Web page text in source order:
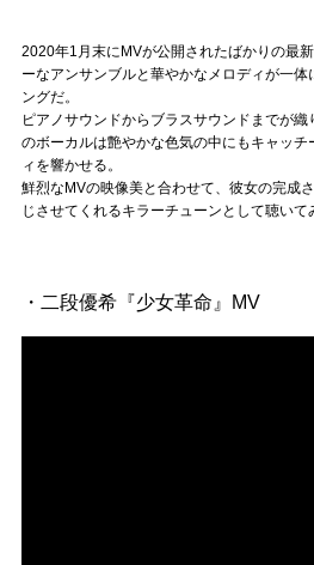
2020年1月末にMVが公開されたばかりの最
ーなアンサンブルと華やかなメロディが一
ングだ。
ピアノサウンドからブラスサウンドまでが
のボーカルは艶やかな色気の中にもキャッ
ィを響かせる。
鮮烈なMVの映像美と合わせて、彼女の完成
じさせてくれるキラーチューンとして聴いて
・二段優希『少女革命』MV